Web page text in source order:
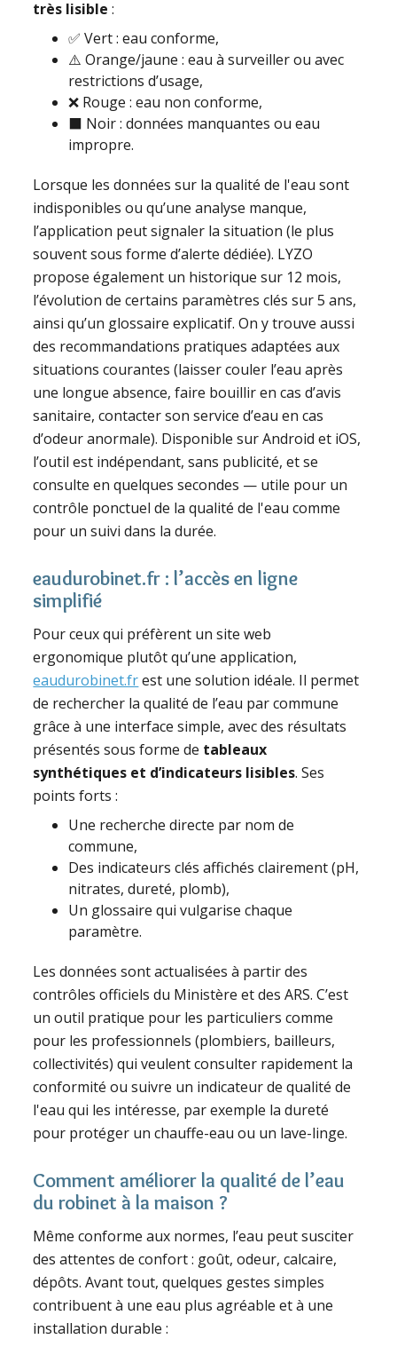
très lisible :
✅ Vert : eau conforme,
⚠️ Orange/jaune : eau à surveiller ou avec
restrictions d’usage,
❌ Rouge : eau non conforme,
⬛ Noir : données manquantes ou eau
impropre.
Lorsque les données sur la qualité de l'eau sont
indisponibles ou qu’une analyse manque,
l’application peut signaler la situation (le plus
souvent sous forme d’alerte dédiée). LYZO
propose également un historique sur 12 mois,
l’évolution de certains paramètres clés sur 5 ans,
ainsi qu’un glossaire explicatif. On y trouve aussi
des recommandations pratiques adaptées aux
situations courantes (laisser couler l’eau après
une longue absence, faire bouillir en cas d’avis
sanitaire, contacter son service d’eau en cas
d’odeur anormale). Disponible sur Android et iOS,
l’outil est indépendant, sans publicité, et se
consulte en quelques secondes — utile pour un
contrôle ponctuel de la qualité de l'eau comme
pour un suivi dans la durée.
eaudurobinet.fr : l’accès en ligne
simplifié
Pour ceux qui préfèrent un site web
ergonomique plutôt qu’une application,
eaudurobinet.frest une solution idéale. Il permet
de rechercher la qualité de l’eau par commune
grâce à une interface simple, avec des résultats
présentés sous forme de tableaux
synthétiques et d’indicateurs lisibles. Ses
points forts :
Une recherche directe par nom de
commune,
Des indicateurs clés affichés clairement (pH,
nitrates, dureté, plomb),
Un glossaire qui vulgarise chaque
paramètre.
Les données sont actualisées à partir des
contrôles officiels du Ministère et des ARS. C’est
un outil pratique pour les particuliers comme
pour les professionnels (plombiers, bailleurs,
collectivités) qui veulent consulter rapidement la
conformité ou suivre un indicateur de qualité de
l'eau qui les intéresse, par exemple la dureté
pour protéger un chauffe-eau ou un lave-linge.
Comment améliorer la qualité de l’eau
du robinet à la maison ?
Même conforme aux normes, l’eau peut susciter
des attentes de confort : goût, odeur, calcaire,
dépôts. Avant tout, quelques gestes simples
contribuent à une eau plus agréable et à une
installation durable :